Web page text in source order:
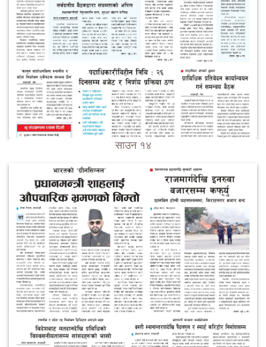
साउन १४